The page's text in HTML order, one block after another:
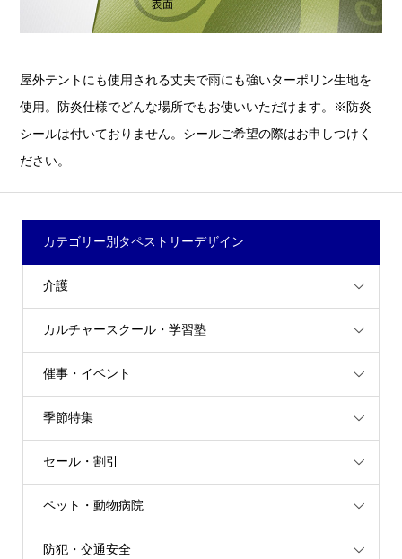
屋外テントにも使用される丈夫で雨にも強いターポリン生地を
使用。防炎仕様でどんな場所でもお使いいただけます。※防炎
シールは付いておりません。シールご希望の際はお申しつけく
ださい。
カテゴリー別タペストリーデザイン
介護
カルチャースクール・学習塾
催事・イベント
季節特集
セール・割引
ペット・動物病院
防犯・交通安全